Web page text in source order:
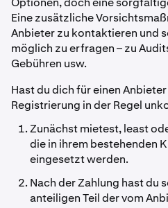
Eine zusätzliche
Anbieter zu kontaktieren und
möglich zu erfragen – zu
Gebühren usw.
Hast du dich für einen
Registrierung in der Regel
Zunächst mietest, least
die in ihrem bestehenden
eingesetzt werden.
Nach der Zahlung hast du
anteiligen Teil der vom